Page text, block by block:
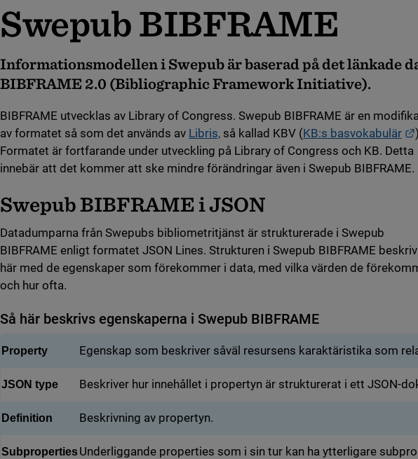
Swepub BIBFRAME
Informationsmodellen i Swepub är baserad på det länkade
BIBFRAME 2.0 (Bibliographic Framework Initiative).
BIBFRAME utvecklas av Library of Congress. Swepub BIBFRAME är en
av formatet så som det används av Libris, så kallad KBV (KB:s basvokabulär
Formatet är fortfarande under utveckling på Library of Congress och KB. Detta
innebär att det kommer att ske mindre förändringar även i Swepub BIBFRAME.
Swepub BIBFRAME i JSON
Datadumparna från Swepubs bibliometritjänst är strukturerade i Swepub
BIBFRAME enligt formatet JSON Lines. Strukturen i Swepub BIBFRAME
här med de egenskaper som förekommer i data, med vilka värden de
och hur ofta.
Så här beskrivs egenskaperna i Swepub BIBFRAME
Property Egenskap som beskriver såväl resursens karaktäristika som
JSON type Beskriver hur innehållet i propertyn är strukturerat i ett JSON-
Definition Beskrivning av propertyn.
SubpropertiesUnderliggande properties som i sin tur kan ha ytterligare